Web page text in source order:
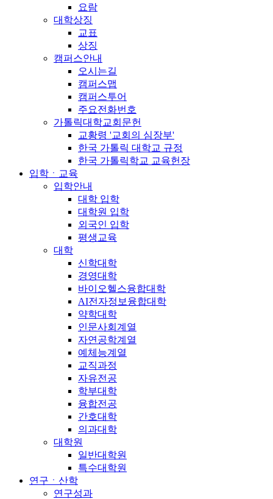
요람
대학상징
교표
상징
캠퍼스안내
오시는길
캠퍼스맵
캠퍼스투어
주요전화번호
가톨릭대학교회문헌
교황령 '교회의 심장부'
한국 가톨릭 대학교 규정
한국 가톨릭학교 교육헌장
입학ㆍ교육
입학안내
대학 입학
대학원 입학
외국인 입학
평생교육
대학
신학대학
경영대학
바이오헬스융합대학
AI전자정보융합대학
약학대학
인문사회계열
자연공학계열
예체능계열
교직과정
자유전공
학부대학
융합전공
간호대학
의과대학
대학원
일반대학원
특수대학원
연구ㆍ산학
연구성과